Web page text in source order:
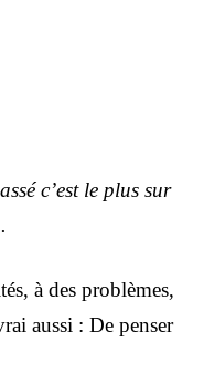
c’est le plus sur
à des problèmes,
aussi : De penser